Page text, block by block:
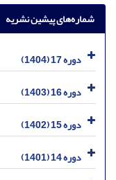
شماره‌های پیشین نشریه
دوره 17 (1404)
دوره 16 (1403)
دوره 15 (1402)
دوره 14 (1401)